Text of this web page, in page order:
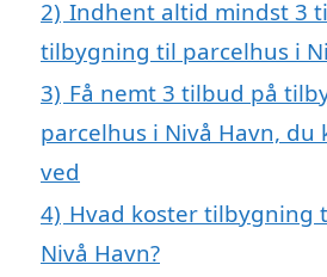
2) Indhent altid mindst 3
tilbygning til parcelhus i
3) Få nemt 3 tilbud på
parcelhus i Nivå Havn,
ved
4) Hvad koster tilbygning
Nivå Havn?